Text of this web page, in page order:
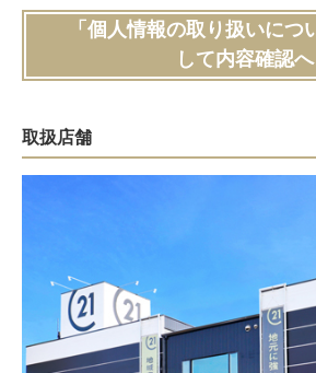
「個人情報の取り扱いにつ
して内容確認へ
取扱店舗